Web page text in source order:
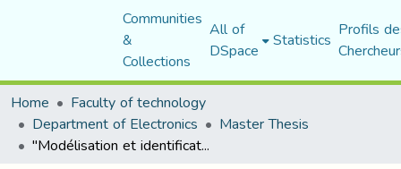
Communities
&
Collections
All of
DSpace Statistics Profils
Home
Faculty of technology
Department of Electronics Master Thesis
"Modélisation et identification des systèmes dynamiques par les réseaux de neuronesartificielset les algorithmes méta-heuristiques"